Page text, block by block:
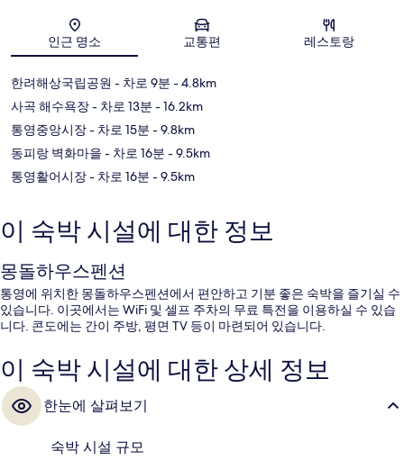
지도
인근 명소 교통편 레스토랑
한려해상국립공원 - 차로 9분 - 4.8km
사곡 해수욕장- 차로 13분 - 16.2km
통영중앙시장- 차로 15분 - 9.8km
동피랑 벽화마을 - 차로 16분 - 9.5km
통영활어시장- 차로 16분 - 9.5km
이 숙박 시설에 대한 정보
몽돌하우스펜션
통영에 위치한 몽돌하우스펜션에서 편안하고 기분 좋은 숙박을 즐기실 수
있습니다. 이곳에서는 WiFi 및 셀프 주차의 무료 특전을 이용하실 수 있습
니다. 콘도에는 간이 주방, 평면 TV 등이 마련되어 있습니다.
이 숙박 시설에 대한 상세 정보
한눈에 살펴보기
숙박 시설 규모